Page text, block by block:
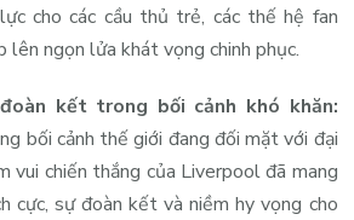
cho các cầu thủ trẻ, các thế hệ fan
lên ngọn lửa khát vọng chinh phục.
kết trong bối cảnh khó khăn:
bối cảnh thế giới đang đối mặt với đại
vui chiến thắng của Liverpool đã mang
cực, sự đoàn kết và niềm hy vọng cho